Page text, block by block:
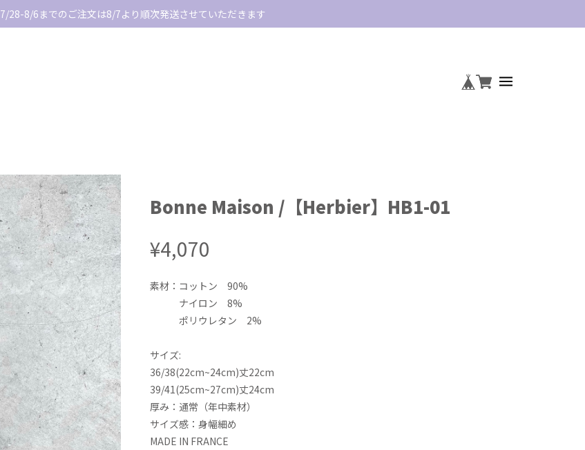
7/28-8/6までのご注文は8/7より順次発送させていただきます
Bonne Maison /【Herbier】HB1-01
¥4,070
素材：コットン 90%
ナイロン 8%
ポリウレタン 2%
サイズ:
36/38(22cm~24cm)丈22cm
39/41(25cm~27cm)丈24cm
厚み：通常（年中素材）
サイズ感：身幅細め
MADE IN FRANCE